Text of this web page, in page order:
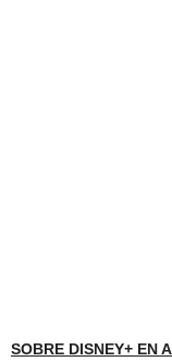
SOBRE DISNEY+ EN